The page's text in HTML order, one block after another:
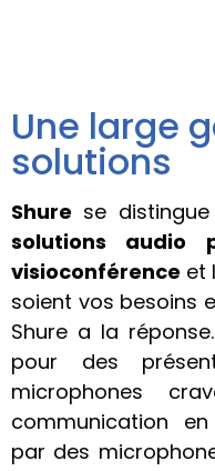
Une large
solutions
Shure se
solutions audio
visioconférence et
soient vos besoins
Shure a la
pour des
microphones
communication
par des